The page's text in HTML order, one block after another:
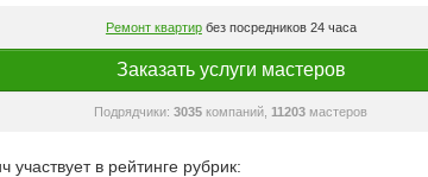
Ремонт квартирбез посредников 24 часа
Заказать услуги мастеров
Подрядчики:3035 компаний, 11203 мастеров
в рейтинге рубрик: